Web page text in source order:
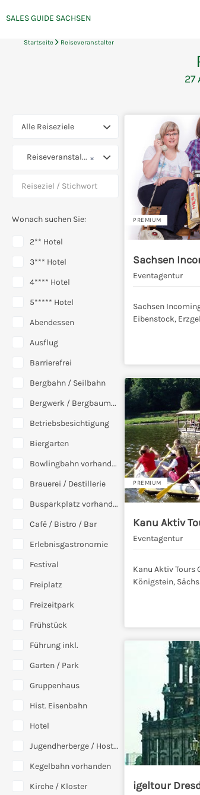
SALES GUIDE SACHSEN
SachsenStartseite Reiseveranstalter
27
Alle Reiseziele
×
Reiseveranstalter
Wonach suchen Sie:
2** Hotel
3*** Hotel
4**** Hotel
5***** Hotel
Abendessen
Ausflug
Barrierefrei
Bergbahn / Seilbahn
Bergwerk / Bergbaumuseum
Betriebsbesichtigung
Biergarten
Bowlingbahn vorhanden
Brauerei / Destillerie
Busparkplatz vorhanden
Café / Bistro / Bar
Erlebnisgastronomie
Festival
Freiplatz
Freizeitpark
Frühstück
Führung inkl.
Garten / Park
Gruppenhaus
Hist. Eisenbahn
Hotel
Jugendherberge / Hostel
Kegelbahn vorhanden
Kirche / Kloster
PREMIUM
Sachsen
Eventagentur
Sachsen
Eibenstock,
PREMIUM
Kanu Aktiv
Eventagentur
Kanu Aktiv Tours
Königstein,
igeltour